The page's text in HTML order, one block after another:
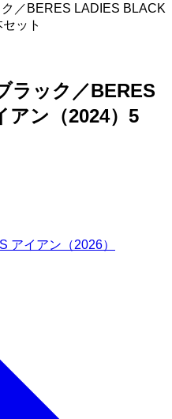
／BERES LADIES BLACK
ット
ラック／BERES
アン（2024）5
アイアン（2026）